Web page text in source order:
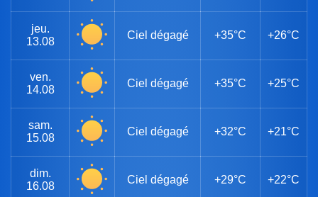
jeu.
13.08
Ciel dégagé +35°C +26°C
ven.
14.08
Ciel dégagé +35°C +25°C
sam.
15.08
Ciel dégagé +32°C +21°C
dim.
16.08
Ciel dégagé +29°C +22°C